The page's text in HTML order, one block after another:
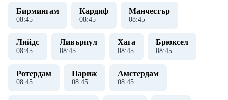
Бирмингам
08:45
Кардиф
08:45
Манчестър
08:45
Лийдс
08:45
Ливърпул
08:45
Хага
08:45
Брюксел
08:45
Ротердам
08:45
Париж
08:45
Амстердам
08:45